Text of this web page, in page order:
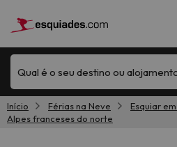
Qual é o seu destino ou
Início Férias na Neve
Esquiar
Alpes franceses do norte